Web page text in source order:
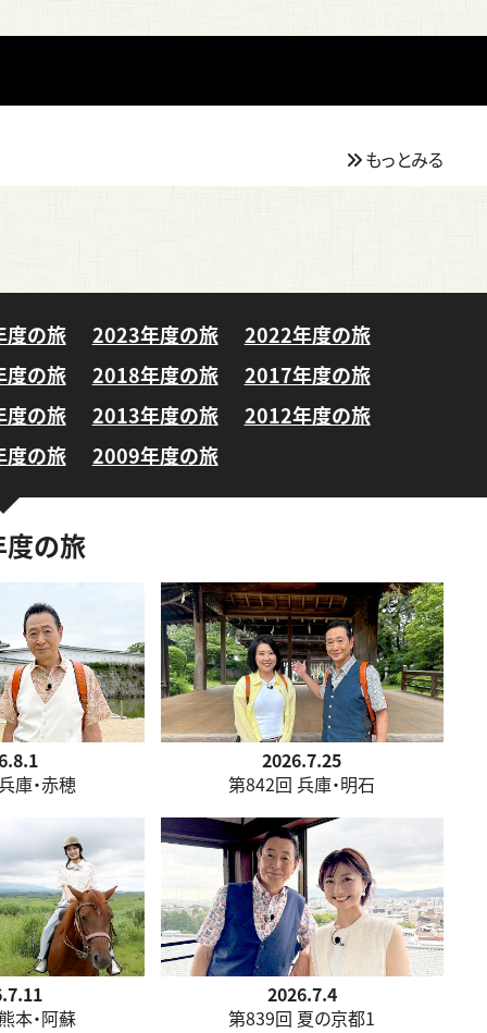
もっとみる
の旅 2023年度の旅
2022年度の旅
の旅
2018年度の旅
2017年度の旅
の旅
2013年度の旅
2012年度の旅
の旅
2009年度の旅
の旅
庫・赤穂
2026.7.25
第842回 兵庫・明石
本・阿蘇
2026.7.4
第839回 夏の京都1